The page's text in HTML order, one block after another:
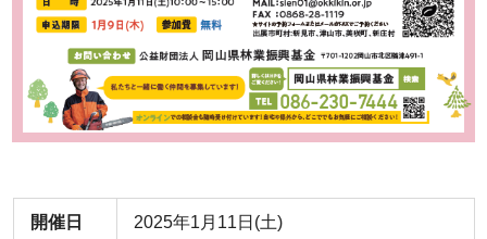
開催日 2025年1月11日(土)